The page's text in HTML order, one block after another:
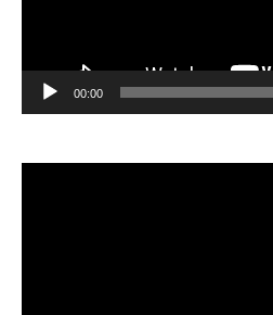
00:00